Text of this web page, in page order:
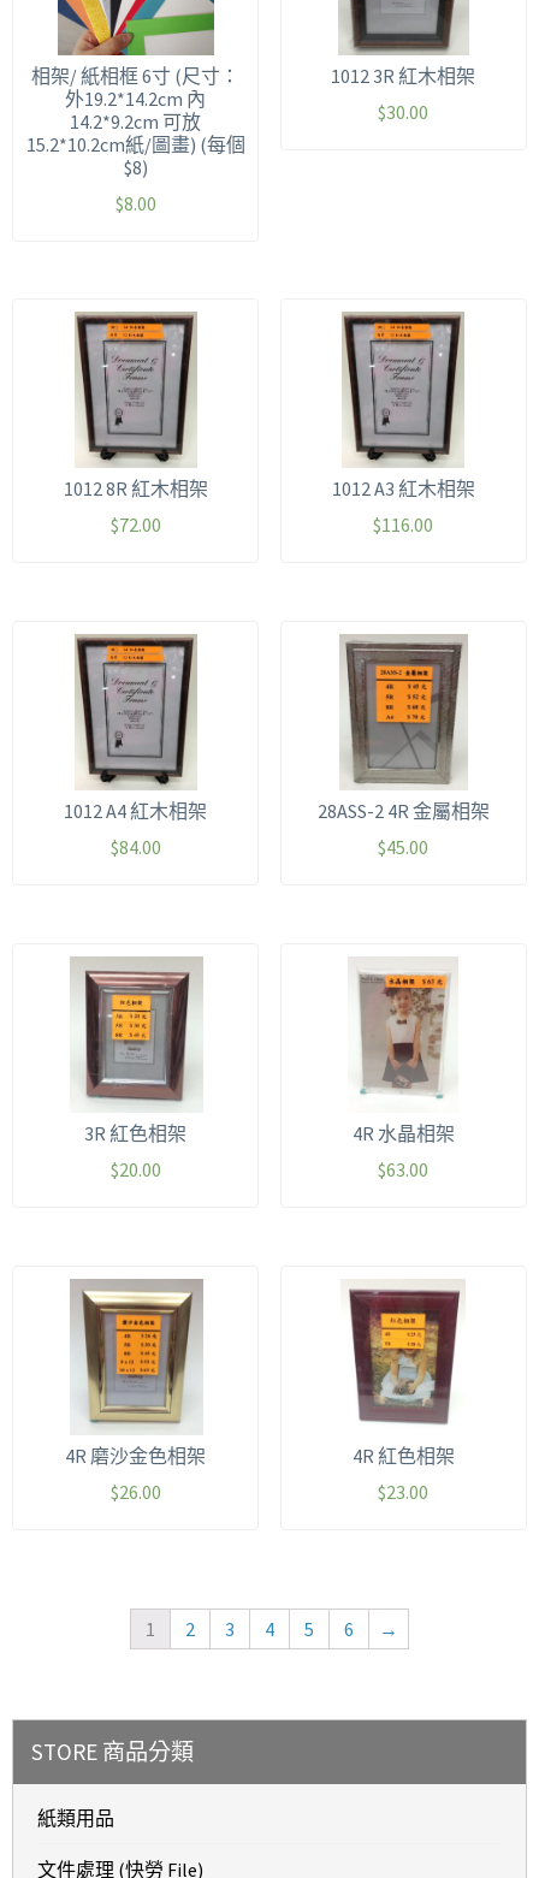
相架/ 紙相框 6寸 (尺寸：
外19.2*14.2cm 內
14.2*9.2cm 可放
15.2*10.2cm紙/圖畫) (每個
$8)
$8.00
1012 3R 紅木相架
$30.00
1012 8R 紅木相架
$72.00
1012 A3 紅木相架
$116.00
1012 A4 紅木相架
$84.00
28ASS-2 4R 金屬相架
$45.00
3R 紅色相架
$20.00
4R 水晶相架
$63.00
4R 磨沙金色相架
$26.00
4R 紅色相架
$23.00
1 2 3 4 5 6 →
STORE 商品分類
紙類用品
文件處理 (快勞 File)